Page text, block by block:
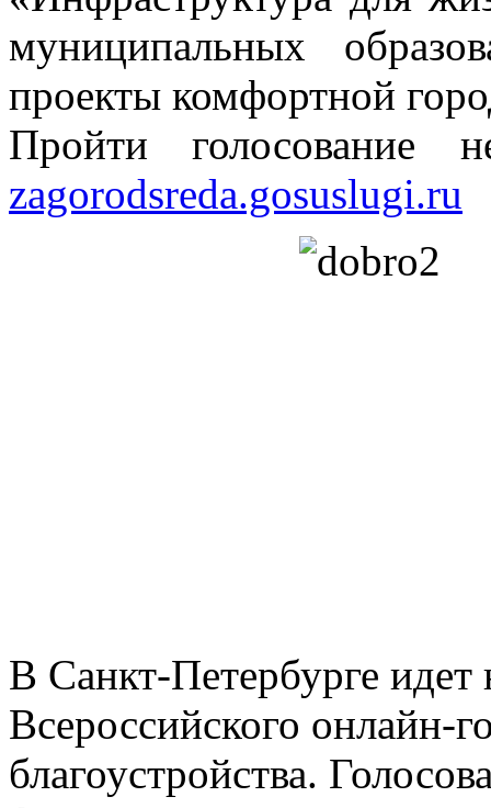
муниципальных
проекты комфортной
Пройти
zagorodsreda.gosuslugi.ru
В Санкт-Петербурге идет
Всероссийского онлайн-
благоустройства.